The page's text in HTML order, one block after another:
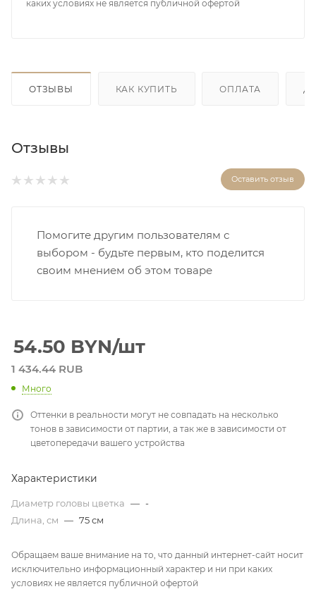
каких условиях не является публичной офертой
ОТЗЫВЫ КАК КУПИТЬ ОПЛАТА
Отзывы
Оставить отзыв
Помогите другим пользователям с
выбором - будьте первым, кто поделится
своим мнением об этом товаре
54.50 BYN/шт
1 434.44 RUB
Много
Оттенки в реальности могут не совпадать на несколько
тонов в зависимости от партии, а так же в зависимости от
цветопередачи вашего устройства
Характеристики
Диаметр головы цветка — -
Длина, см — 75 см
Обращаем ваше внимание на то, что данный интернет-сайт носит
исключительно информационный характер и ни при каких
условиях не является публичной офертой